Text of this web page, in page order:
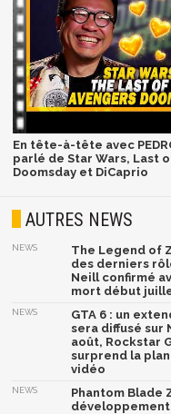
En tête-à-tête avec
parlé de Star Wars, Last
Doomsday et DiCaprio
AUTRES NEWS
NEWS
The Legend of
des derniers
Neill confirmé
mort début
NEWS
GTA 6 : un
sera diffusé sur
août, Rockstar
surprend la
vidéo
NEWS
Phantom Blade